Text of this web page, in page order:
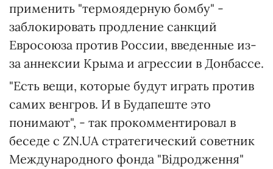
применить "термоядерную бомбу" -
заблокировать продление санкций
Евросоюза против России, введенные из-
за аннексии Крыма и агрессии в Донбассе.
"Есть вещи, которые будут играть против
самих венгров. И в Будапеште это
понимают", - так прокомментировал в
беседе с ZN.UA стратегический советник
Международного фонда "Відродження"